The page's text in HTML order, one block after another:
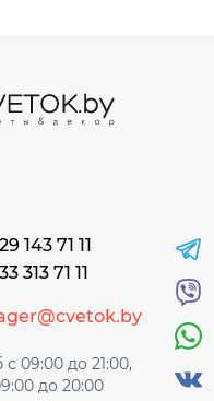
143 71 11
313 71 11
09:00 до 21:00,
до 20:00